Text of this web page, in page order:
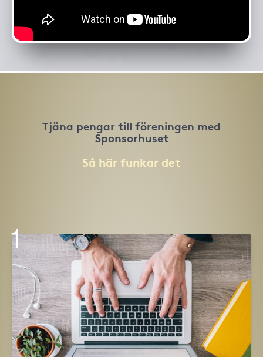
Tjäna pengar till föreningen med
Sponsorhuset
Så här funkar det
1